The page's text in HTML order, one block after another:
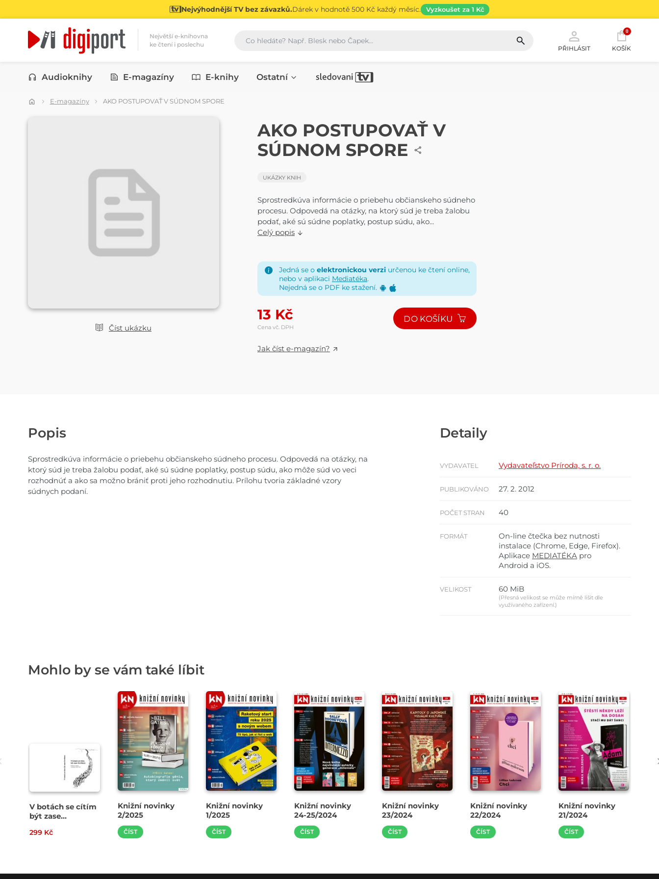
Nejvýhodnější TV bez závazků.Dárek v hodnotě 500 Kč každý měsíc. Vyzkoušet za 1 Kč
Největší e-knihovna
ke čtení i poslechu
Vyhledávání
PŘIHLÁSIT
0
KOŠÍK
Kategorie
Audioknihy E-magazíny E-knihy Ostatní
E-magazíny AKO POSTUPOVAŤ V SÚDNOM SPORE
Číst ukázku
ČASOPIS
AKO POSTUPOVAŤ V
SÚDNOM SPORE
UKÁZKY KNIH
Sprostredkúva informácie o priebehu občianskeho súdneho
procesu. Odpovedá na otázky, na ktorý súd je treba žalobu
podať, aké sú súdne poplatky, postup súdu, ako...
Celý popis
Jedná se o elektronickou verzi určenou ke čtení online,
nebo v aplikaci Mediatéka.
Nejedná se o PDF ke stažení.
13 Kč
Cena vč. DPH
DO KOŠÍKU
Jak číst e-magazín?
Popis
Sprostredkúva informácie o priebehu občianskeho súdneho procesu. Odpovedá na otázky, na
ktorý súd je treba žalobu podať, aké sú súdne poplatky, postup súdu, ako môže súd vo veci
rozhodnúť a ako sa možno brániť proti jeho rozhodnutiu. Prílohu tvoria základné vzory
súdnych podaní.
Detaily
VYDAVATEL Vydavateľstvo Príroda, s. r. o.
PUBLIKOVÁNO 27. 2. 2012
POČET STRAN 40
FORMÁT
On-line čtečka bez nutnosti
instalace (Chrome, Edge, Firefox).
Aplikace MEDIATÉKA pro
Android a iOS.
VELIKOST 60 MiB
(Přesná velikost se může mírně lišit dle
využívaného zařízení.)
Mohlo by se vám také líbit
V botách se cítím
být zase
299 Kč
Knižní novinky
2/2025
ČÍST
Knižní novinky
1/2025
ČÍST
Knižní novinky
24-25/2024
ČÍST
Knižní novinky
23/2024
ČÍST
Knižní novinky
22/2024
ČÍST
Knižní novinky
21/2024
ČÍST